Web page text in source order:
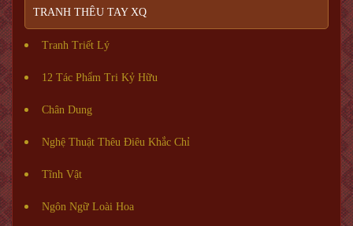
TRANH THÊU TAY XQ
Tranh Triết Lý
12 Tác Phẩm Tri Kỷ Hữu
Chân Dung
Nghệ Thuật Thêu Điêu Khắc Chỉ
Tĩnh Vật
Ngôn Ngữ Loài Hoa